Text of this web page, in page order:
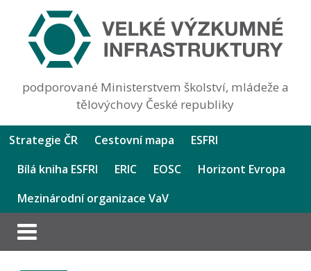
podporované Ministerstvem školství, mládeže a
tělovýchovy České republiky
Strategie ČR Cestovní mapa
ESFRI
Bílá kniha ESFRI
ERIC EOSC
Horizont Evropa
Mezinárodní organizace VaV